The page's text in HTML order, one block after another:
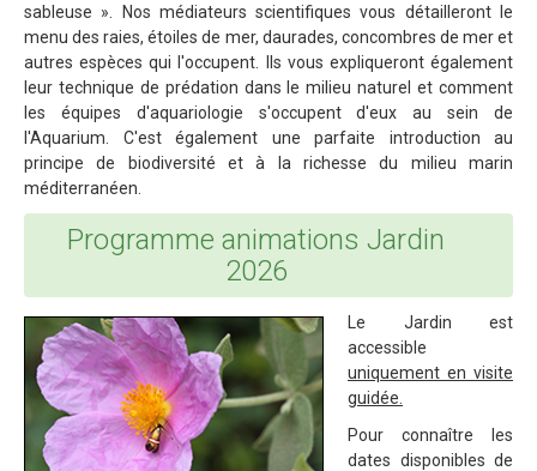
sableuse ». Nos médiateurs scientifiques vous détailleront le
menu des raies, étoiles de mer, daurades, concombres de mer et
autres espèces qui l'occupent. Ils vous expliqueront également
leur technique de prédation dans le milieu naturel et comment
les équipes d'aquariologie s'occupent d'eux au sein de
l'Aquarium. C'est également une parfaite introduction au
principe de biodiversité et à la richesse du milieu marin
méditerranéen.
Programme animations Jardin
2026
Le Jardin est
accessible
uniquement en visite
guidée.
Pour connaître les
dates disponibles de